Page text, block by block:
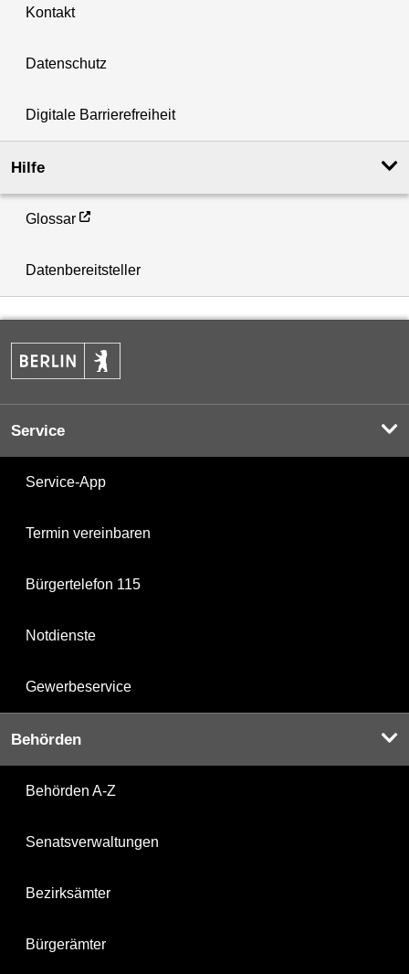
Kontakt
Datenschutz
Digitale Barrierefreiheit
Hilfe
Glossar
Datenbereitsteller
Service
Service-App
Termin vereinbaren
Bürgertelefon 115
Notdienste
Gewerbeservice
Behörden
Behörden A-Z
Senatsverwaltungen
Bezirksämter
Bürgerämter